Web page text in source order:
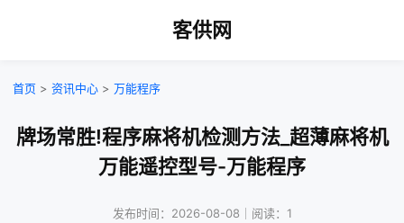
客供网
首页 > 资讯中心 > 万能程序
牌场常胜!程序麻将机检测方法_超薄麻将机
万能遥控型号-万能程序
发布时间：2026-08-08｜阅读：1